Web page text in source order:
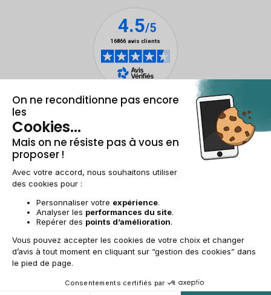
Mentions légales et CGUGestion des cookies
Conditions générales de vente
AccessibilitéPlan du site
FR | €
© 2009-2025 RECOMMERCE - Tous droits réservés.